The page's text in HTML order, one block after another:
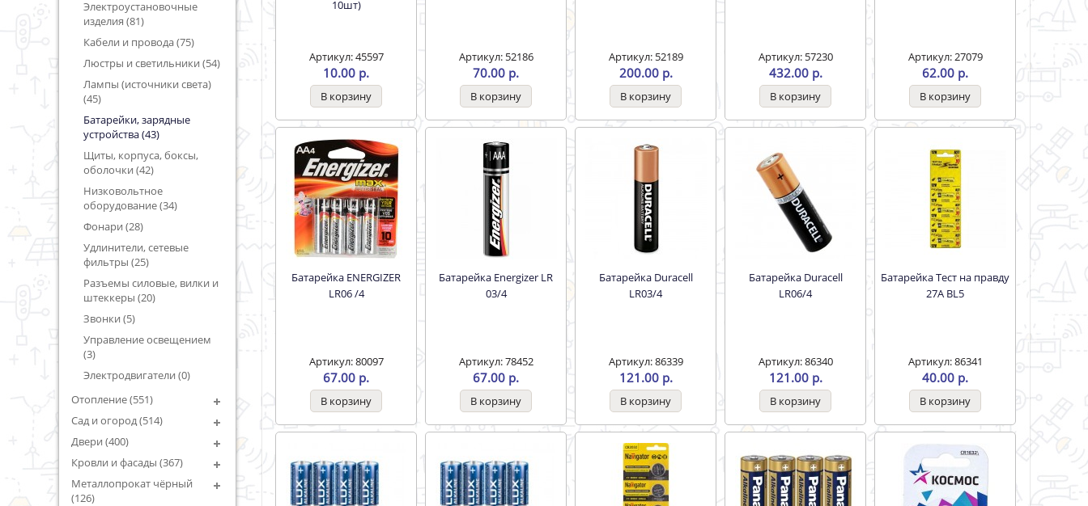
Электроустановочные
изделия (81)
Кабели и провода (75)
Люстры и светильники (54)
Лампы (источники света)
(45)
Батарейки, зарядные
устройства (43)
Щиты, корпуса, боксы,
оболочки (42)
Низковольтное
оборудование (34)
Фонари (28)
Удлинители, сетевые
фильтры (25)
Разъемы силовые, вилки и
штеккеры (20)
Звонки (5)
Управление освещением
(3)
Электродвигатели (0)
Отопление (551)
Сад и огород (514)
Двери (400)
Кровли и фасады (367)
Металлопрокат чёрный
(126)
10шт)
Артикул: 45597
10.00 р.
Артикул: 52186
70.00 р.
Артикул: 52189
200.00 р.
Артикул: 57230
432.00 р.
Артикул: 27079
62.00 р.
Батарейка ENERGIZER
LR06 /4
Артикул: 80097
67.00 р.
Батарейка Energizer LR
03/4
Артикул: 78452
67.00 р.
Батарейка Duracell
LR03/4
Артикул: 86339
121.00 р.
Батарейка Duracell
LR06/4
Артикул: 86340
121.00 р.
Батарейка Тест на правду
27А BL5
Артикул: 86341
40.00 р.